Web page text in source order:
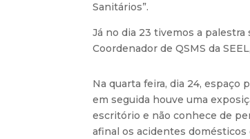
Sanitários”.
Já no dia 23 tivemos a
Coordenador de QSMS da
Na quarta feira, dia 24, espaço
em seguida houve uma
escritório e não conhece de
afinal os acidentes